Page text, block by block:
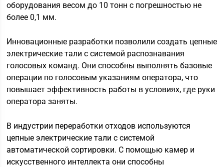
оборудования весом до 10 тонн с погрешностью не
более 0,1 мм.
Инновационные разработки позволили создать цепные
электрические тали с системой распознавания
голосовых команд. Они способны выполнять базовые
операции по голосовым указаниям оператора, что
повышает эффективность работы в условиях, где руки
оператора заняты.
В индустрии переработки отходов используются
цепные электрические тали с системой
автоматической сортировки. С помощью камер и
искусственного интеллекта они способны